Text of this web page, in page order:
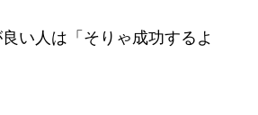
い人は「そりゃ成功するよ